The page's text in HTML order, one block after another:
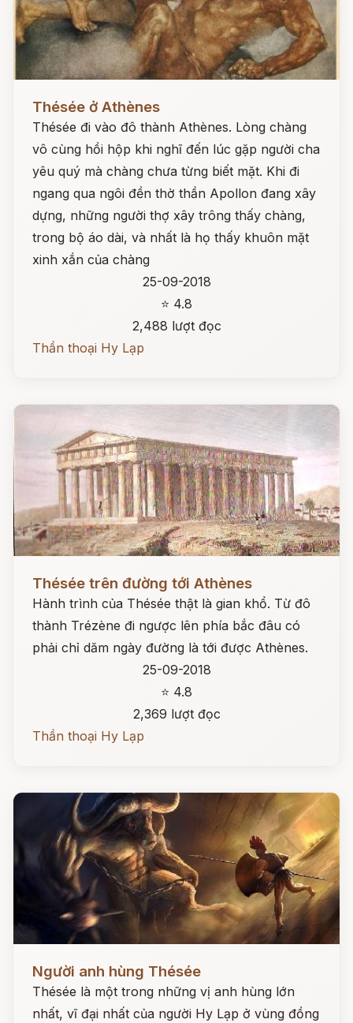
Thésée ở Athènes
Thésée đi vào đô thành Athènes. Lòng chàng
vô cùng hồi hộp khi nghĩ đến lúc gặp người cha
yêu quý mà chàng chưa từng biết mặt. Khi đi
ngang qua ngôi đền thờ thần Apollon đang xây
dựng, những người thợ xây trông thấy chàng,
trong bộ áo dài, và nhất là họ thấy khuôn mặt
xinh xắn của chàng
25-09-2018
⭐ 4.8
2,488 lượt đọc
Thần thoại Hy Lạp
Thésée trên đường tới Athènes
Hành trình của Thésée thật là gian khổ. Từ đô
thành Trézène đi ngược lên phía bắc đâu có
phải chỉ dăm ngày đường là tới được Athènes.
25-09-2018
⭐ 4.8
2,369 lượt đọc
Thần thoại Hy Lạp
Người anh hùng Thésée
Thésée là một trong những vị anh hùng lớn
nhất, vĩ đại nhất của người Hy Lạp ở vùng đồng